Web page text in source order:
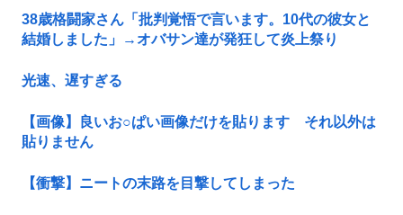
38歳格闘家さん「批判覚悟で言います。10代の彼女と
結婚しました」→オバサン達が発狂して炎上祭り
光速、遅すぎる
【画像】良いお○ぱい画像だけを貼ります それ以外は
貼りません
【衝撃】ニートの末路を目撃してしまった